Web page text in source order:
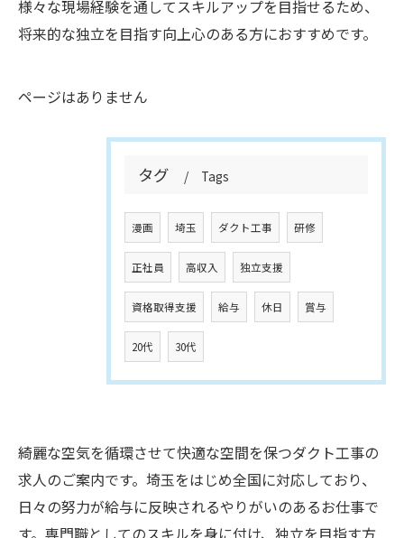
様々な現場経験を通してスキルアップを目指せるため、
将来的な独立を目指す向上心のある方におすすめです。
ページはありません
タグ Tags
漫画 埼玉 ダクト工事 研修
正社員 高収入 独立支援
資格取得支援 給与 休日 賞与
20代 30代
綺麗な空気を循環させて快適な空間を保つダクト工事の
求人のご案内です。埼玉をはじめ全国に対応しており、
日々の努力が給与に反映されるやりがいのあるお仕事で
す。専門職としてのスキルを身に付け、独立を目指す方